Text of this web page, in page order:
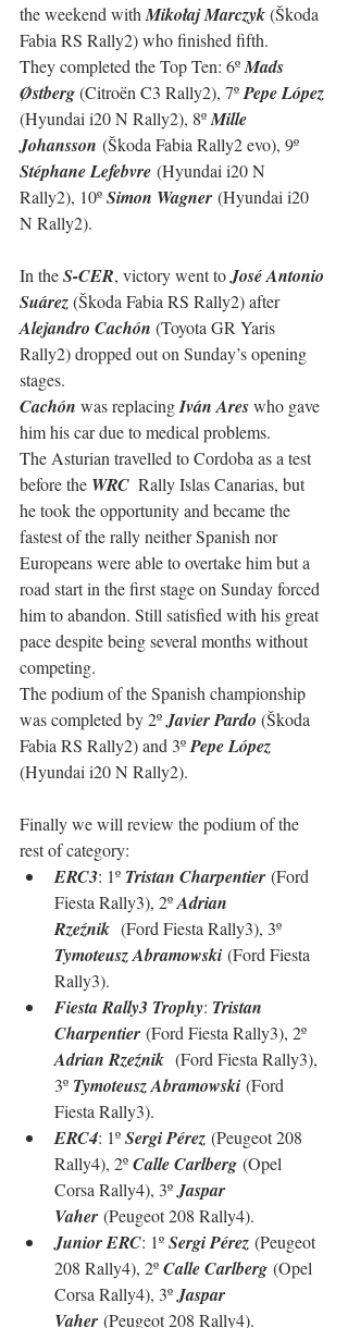
the weekend with Mikołaj Marczyk (Škoda
Fabia RS Rally2) who finished fifth.
They completed the Top Ten: 6º Mads
Østberg (Citroën C3 Rally2), 7º Pepe López
(Hyundai i20 N Rally2), 8º Mille
Johansson (Škoda Fabia Rally2 evo), 9º
Stéphane Lefebvre (Hyundai i20 N
Rally2), 10º Simon Wagner (Hyundai i20
N Rally2).
In the S-CER, victory went to José Antonio
Suárez (Škoda Fabia RS Rally2) after
Alejandro Cachón (Toyota GR Yaris
Rally2) dropped out on Sunday’s opening
stages.
Cachón was replacing Iván Ares who gave
him his car due to medical problems.
The Asturian travelled to Cordoba as a test
before the WRC
  Rally Islas Canarias, but
he took the opportunity and became the
fastest of the rally neither Spanish nor
Europeans were able to overtake him but a
road start in the first stage on Sunday forced
him to abandon. Still satisfied with his great
pace despite being several months without
competing.
The podium of the Spanish championship
was completed by 2º Javier Pardo (Škoda
Fabia RS Rally2) and 3º Pepe López
(Hyundai i20 N Rally2).
Finally we will review the podium of the
rest of category:
ERC3: 1º Tristan Charpentier (Ford
Fiesta Rally3), 2º Adrian
Rzeźnik (Ford Fiesta Rally3), 3º
Tymoteusz Abramowski (Ford Fiesta
Rally3).
Fiesta Rally3 Trophy: Tristan
Charpentier (Ford Fiesta Rally3), 2º
Adrian Rzeźnik (Ford Fiesta Rally3),
3º Tymoteusz Abramowski (Ford
Fiesta Rally3).
ERC4: 1º Sergi Pérez (Peugeot 208
Rally4), 2º Calle Carlberg (Opel
Corsa Rally4), 3º Jaspar
Vaher (Peugeot 208 Rally4).
Junior ERC: 1º Sergi Pérez (Peugeot
208 Rally4), 2º Calle Carlberg (Opel
Corsa Rally4), 3º Jaspar
Vaher (Peugeot 208 Rally4).